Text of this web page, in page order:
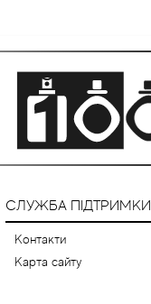
СЛУЖБА ПІДТРИМКИ
Контакти
Карта сайту